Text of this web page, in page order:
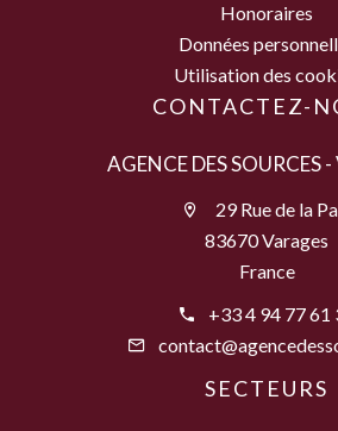
Honoraires
Données
Utilisation des
CONTACTEZ-
AGENCE DES SOURCES
29 Rue de la
83670 Varages
France
+33 4 94 77 61
SECTEURS